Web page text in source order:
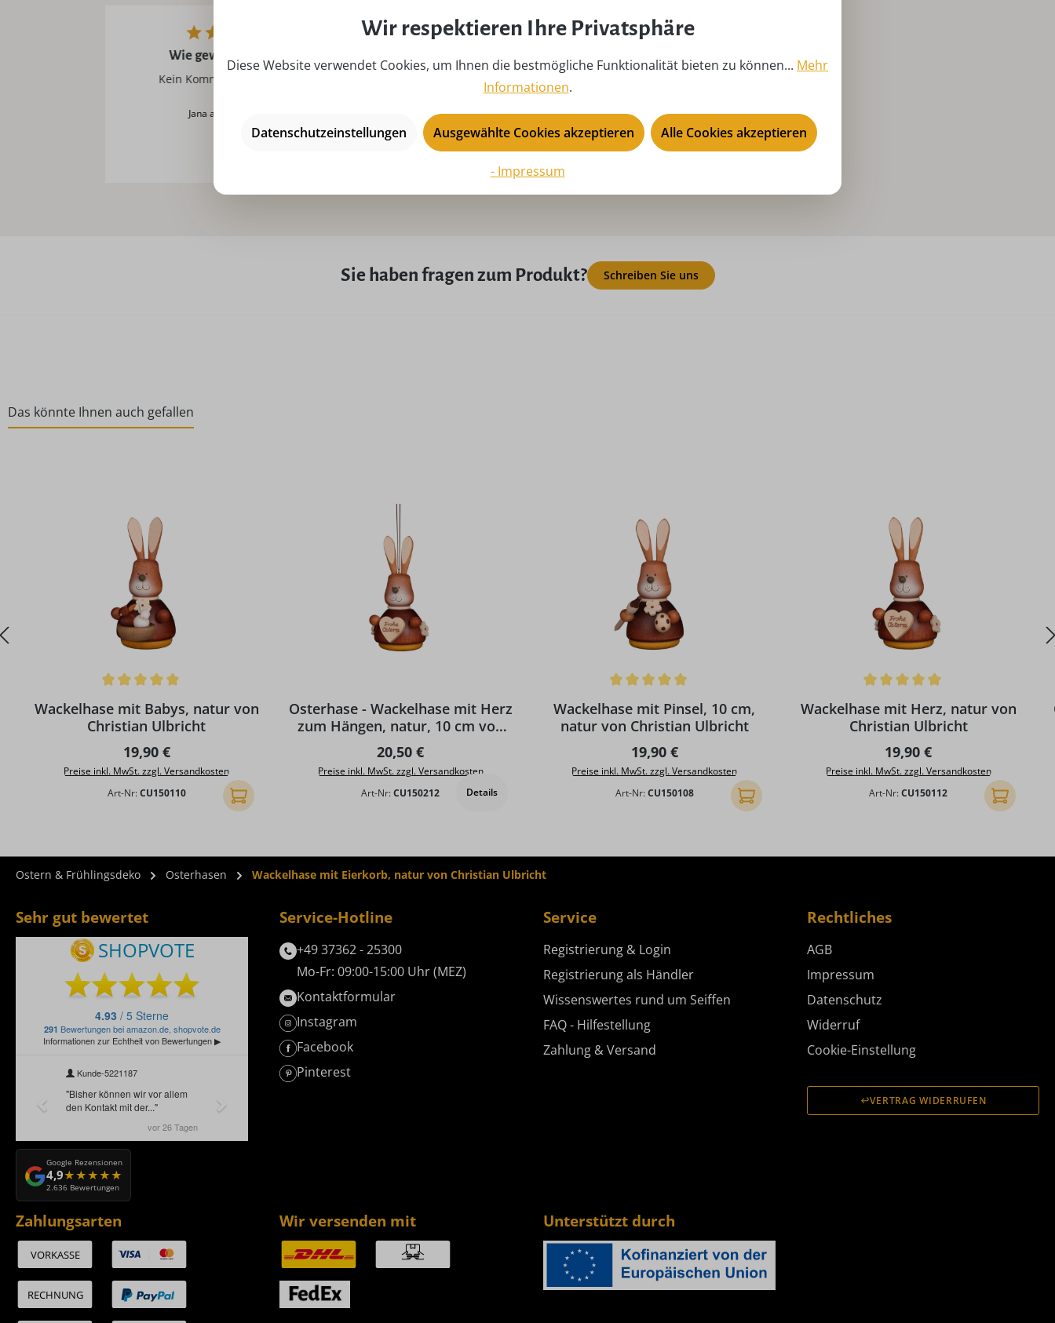
Wie gewohnt perfekt!
Kein Kommentar hinterlegt.
Jana am 2022.04.11
Versand ?
Ute am 2021.04.11
Sie haben fragen zum Produkt? Schreiben Sie uns
Das könnte Ihnen auch gefallen
Wackelhase mit Babys, natur von
Christian Ulbricht
Regulärer Preis:
19,90 €
Preise inkl. MwSt. zzgl. Versandkosten
Art-Nr:CU150110 In den Warenkorb
Osterhase - Wackelhase mit Herz
zum Hängen, natur, 10 cm von
Christian Ulbricht
Regulärer Preis:
20,50 €
Preise inkl. MwSt. zzgl. Versandkosten
Art-Nr:CU150212 Details
Wackelhase mit Pinsel, 10 cm,
natur von Christian Ulbricht
Regulärer Preis:
19,90 €
Preise inkl. MwSt. zzgl. Versandkosten
Art-Nr:CU150108 In den Warenkorb
Wackelhase mit Herz, natur von
Christian Ulbricht
Regulärer Preis:
19,90 €
Preise inkl. MwSt. zzgl. Versandkosten
Art-Nr:CU150112 In den
Ostern & Frühlingsdeko Osterhasen Wackelhase mit Eierkorb, natur von Christian Ulbricht
Sehr gut bewertet
Google Rezensionen
4,9
2.636 Bewertungen
Service-Hotline
+49 37362 - 25300
Mo-Fr: 09:00-15:00 Uhr (MEZ)
Kontaktformular
Instagram
Facebook
Pinterest
Service
Registrierung & Login
Registrierung als Händler
Wissenswertes rund um Seiffen
FAQ - Hilfestellung
Zahlung & Versand
Rechtliches
AGB
Impressum
Datenschutz
Widerruf
Cookie-Einstellung
VERTRAG WIDERRUFEN
Zahlungsarten Wir versenden mit Unterstützt durch
Wir respektieren Ihre Privatsphäre
Diese Website verwendet Cookies, um Ihnen die bestmögliche Funktionalität bieten zu können... Mehr
Informationen.
Datenschutzeinstellungen Ausgewählte Cookies akzeptieren Alle Cookies akzeptieren
- Impressum